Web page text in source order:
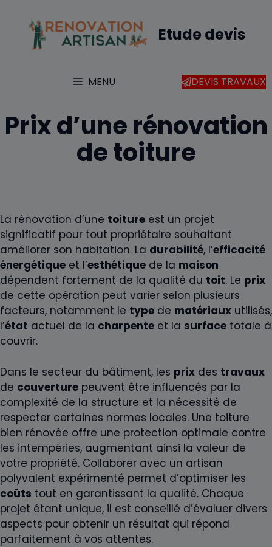
contenu
Etude devis
MENU DEVIS TRAVAUX
Prix d’une rénovation
de toiture
La rénovation d’une toiture est un projet
significatif pour tout propriétaire souhaitant
améliorer son habitation. La durabilité, l’efficacité
énergétique et l’esthétique de la maison
dépendent fortement de la qualité du toit. Le prix
de cette opération peut varier selon plusieurs
facteurs, notamment le type de matériaux utilisés,
l’état actuel de la charpente et la surface totale à
couvrir.
Dans le secteur du bâtiment, les prix des travaux
de couverture peuvent être influencés par la
complexité de la structure et la nécessité de
respecter certaines normes locales. Une toiture
bien rénovée offre une protection optimale contre
les intempéries, augmentant ainsi la valeur de
votre propriété. Collaborer avec un artisan
polyvalent expérimenté permet d’optimiser les
coûts tout en garantissant la qualité. Chaque
projet étant unique, il est conseillé d’évaluer divers
aspects pour obtenir un résultat qui répond
parfaitement à vos attentes.